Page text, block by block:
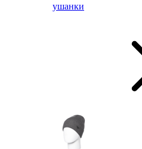
ушанки